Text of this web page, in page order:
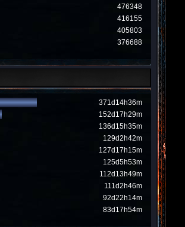
476348
416155
405803
376688
371d14h36m
152d17h29m
136d15h35m
129d2h42m
127d17h15m
125d5h53m
112d13h49m
111d2h46m
92d22h14m
83d17h54m